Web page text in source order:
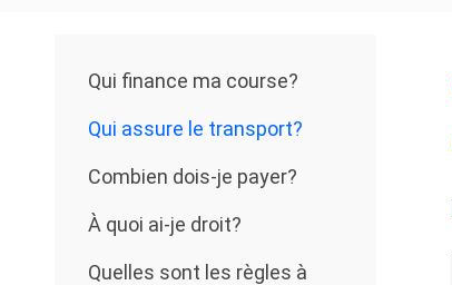
Qui finance ma course?
Qui assure le transport?
Combien dois-je payer?
À quoi ai-je droit?
Quelles sont les règles à